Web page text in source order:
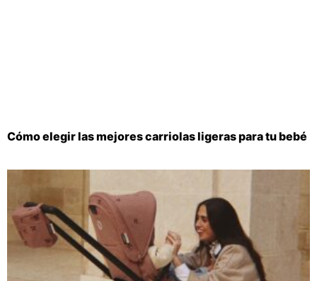
Cómo elegir las mejores carriolas ligeras para tu bebé